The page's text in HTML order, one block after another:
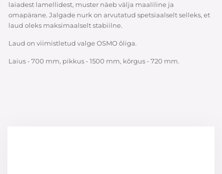
laiadest lamellidest, muster näeb välja maaliline ja
omapärane. Jalgade nurk on arvutatud spetsiaalselt selleks, et
laud oleks maksimaalselt stabiilne.
Laud on viimistletud valge OSMO õliga.
Laius - 700 mm, pikkus - 1500 mm, kõrgus - 720 mm.